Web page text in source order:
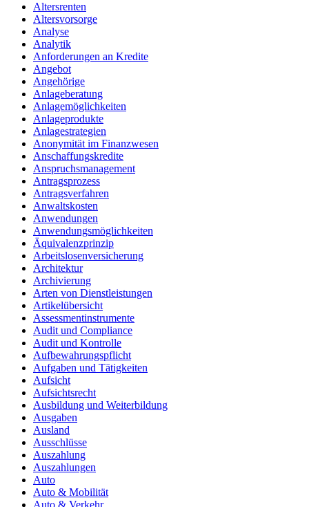
Altersrenten
Altersvorsorge
Analyse
Analytik
Anforderungen an Kredite
Angebot
Angehörige
Anlageberatung
Anlagemöglichkeiten
Anlageprodukte
Anlagestrategien
Anonymität im Finanzwesen
Anschaffungskredite
Anspruchsmanagement
Antragsprozess
Antragsverfahren
Anwaltskosten
Anwendungen
Anwendungsmöglichkeiten
Äquivalenzprinzip
Arbeitslosenversicherung
Architektur
Archivierung
Arten von Dienstleistungen
Artikelübersicht
Assessmentinstrumente
Audit und Compliance
Audit und Kontrolle
Aufbewahrungspflicht
Aufgaben und Tätigkeiten
Aufsicht
Aufsichtsrecht
Ausbildung und Weiterbildung
Ausgaben
Ausland
Ausschlüsse
Auszahlung
Auszahlungen
Auto
Auto & Mobilität
Auto & Verkehr